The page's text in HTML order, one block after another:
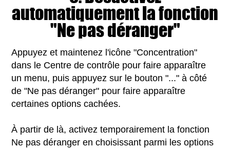
automatiquement la fonction
"Ne pas déranger"
Appuyez et maintenez l'icône "Concentration"
dans le Centre de contrôle pour faire apparaître
un menu, puis appuyez sur le bouton "..." à côté
de "Ne pas déranger" pour faire apparaître
certaines options cachées.
À partir de là, activez temporairement la fonction
Ne pas déranger en choisissant parmi les options